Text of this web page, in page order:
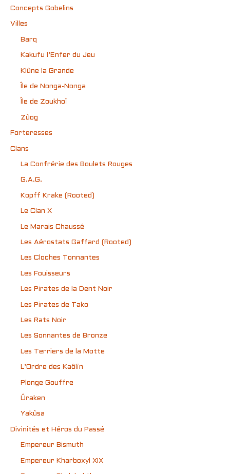
Concepts Gobelins
Villes
Barq
Kakufu l’Enfer du Jeu
Klûne la Grande
Île de Nonga-Nonga
Île de Zoukhoï
Zûog
Forteresses
Clans
La Confrérie des Boulets Rouges
G.A.G.
Kopff Krake (Rooted)
Le Clan X
Le Marais Chaussé
Les Aérostats Gaffard (Rooted)
Les Cloches Tonnantes
Les Fouisseurs
Les Pirates de la Dent Noir
Les Pirates de Tako
Les Rats Noir
Les Sonnantes de Bronze
Les Terriers de la Motte
L’Ordre des Kaôlïn
Plonge Gouffre
Ûraken
Yakûsa
Divinités et Héros du Passé
Empereur Bismuth
Empereur Kharboxyl XIX